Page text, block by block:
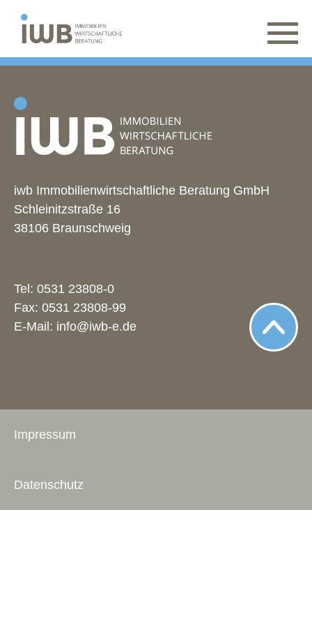
iwb Immobilienwirtschaftliche Beratung GmbH
Schleinitzstraße 16
38106 Braunschweig
Tel: 0531 23808-0
Fax: 0531 23808-99
E-Mail: info@iwb-e.de
Impressum
Datenschutz